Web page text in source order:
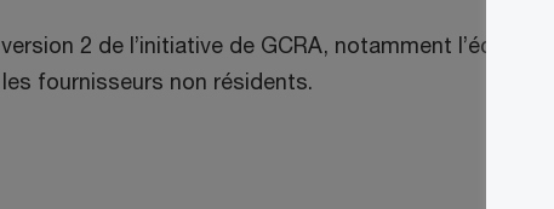
2 de l’initiative de GCRA, notamment
fournisseurs non résidents.